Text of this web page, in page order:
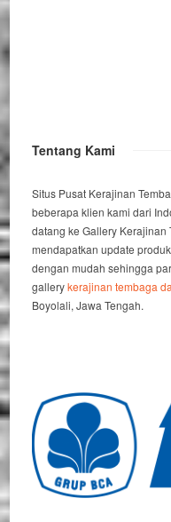
Tentang Kami
Situs Pusat Kerajinan
beberapa klien kami dari
datang ke Gallery Kerajinan
mendapatkan update
dengan mudah sehingga
gallerykerajinan tembaga
Boyolali, Jawa Tengah.